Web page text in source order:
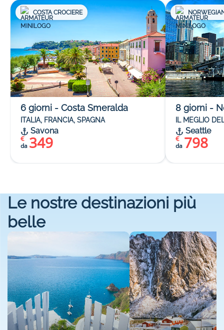
COSTA CROCIERE
6 giorni - Costa Smeralda
ITALIA, FRANCIA, SPAGNA
Savona
da 349
€
8 giorni -
IL MEGLIO
Seattle
da 798
€
Le nostre destinazioni più
belle